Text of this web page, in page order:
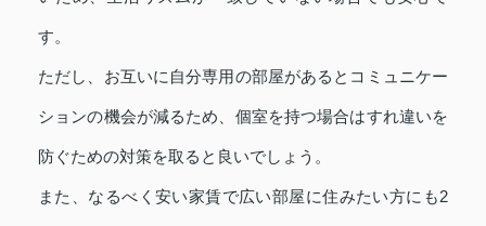
す。
ただし、お互いに自分専用の部屋があるとコミュニケー
ションの機会が減るため、個室を持つ場合はすれ違いを
防ぐための対策を取ると良いでしょう。
また、なるべく安い家賃で広い部屋に住みたい方にも2